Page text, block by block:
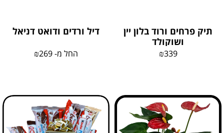
תיק פרחים ורוד בלון יין
ושוקולד
₪339
דיל ורדים ודואט דניאל
החל מ- ₪269